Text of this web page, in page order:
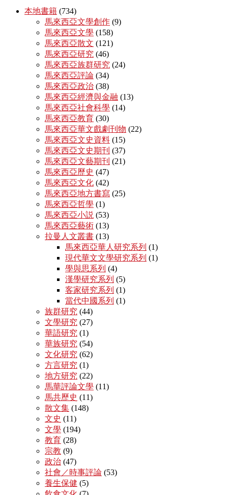
本地書籍 (734)
馬來西亞文學創作 (9)
馬來西亞文學 (158)
馬來西亞散文 (121)
馬來西亞研究 (46)
馬來西亞族群研究 (24)
馬來西亞評論 (34)
馬來西亞政治 (38)
馬來西亞經濟與金融 (13)
馬來西亞社會科學 (14)
馬來西亞教育 (30)
馬來西亞華文戲劇刊物 (22)
馬來西亞文史資料 (15)
馬來西亞文史期刊 (37)
馬來西亞文藝期刊 (21)
馬來西亞歷史 (47)
馬來西亞文化 (42)
馬來西亞地方書寫 (25)
馬來西亞哲學 (1)
馬來西亞小説 (53)
馬來西亞藝術 (13)
拉曼人文叢書 (13)
馬來西亞華人研究系列 (1)
現代華文文學研究系列 (1)
學與思系列 (4)
漢學研究系列 (5)
客家研究系列 (1)
當代中國系列 (1)
族群研究 (44)
文學研究 (27)
華語研究 (1)
華族研究 (54)
文化研究 (62)
方言研究 (1)
地方研究 (22)
馬華評論文學 (11)
馬共歷史 (11)
散文集 (148)
文史 (11)
文學 (194)
教育 (28)
宗教 (9)
政治 (47)
社會／時事評論 (53)
養生保健 (5)